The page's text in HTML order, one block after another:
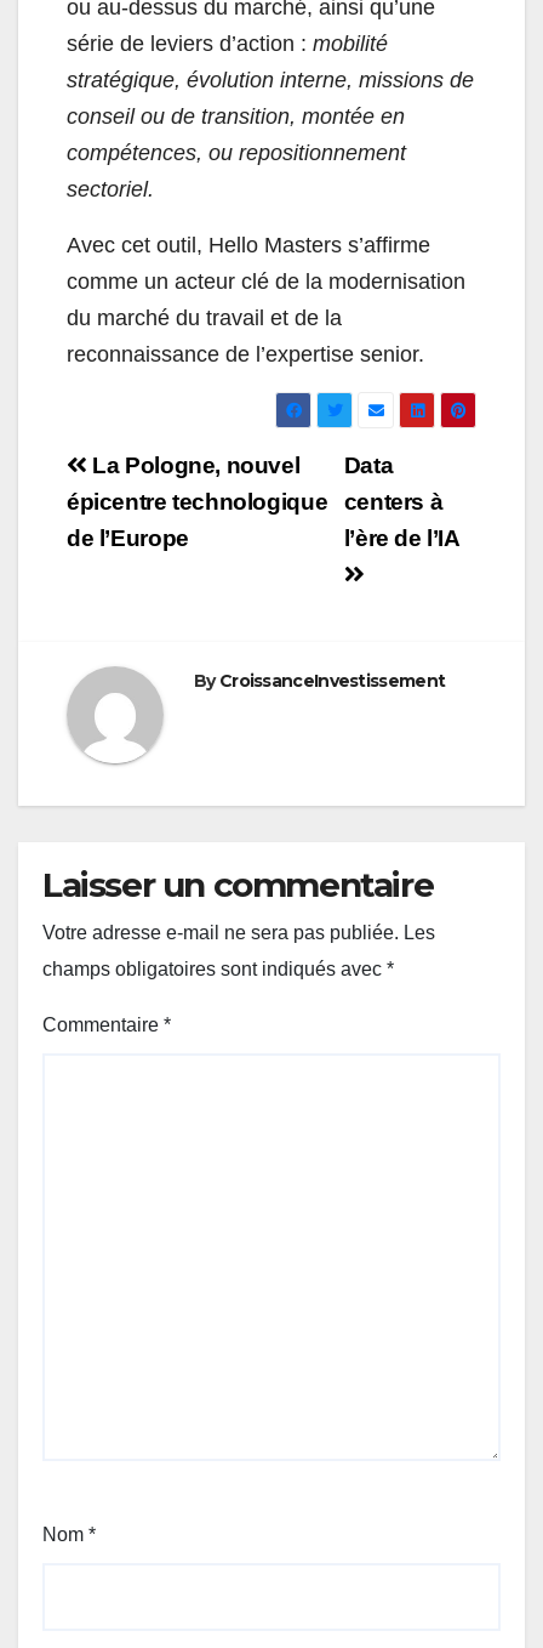
ou au-dessus du marché, ainsi qu’une
série de leviers d’action : mobilité
stratégique, évolution interne, missions de
conseil ou de transition, montée en
compétences, ou repositionnement
sectoriel.
Avec cet outil, Hello Masters s’affirme
comme un acteur clé de la modernisation
du marché du travail et de la
reconnaissance de l’expertise senior.
Navigation
de
l’article
Data
centers à
l’ère de l’IA
La Pologne, nouvel
épicentre technologique
de l’Europe
ByCroissanceInvestissement
Laisser un commentaire
Votre adresse e-mail ne sera pas publiée. Les
champs obligatoires sont indiqués avec *
Commentaire *
Nom *